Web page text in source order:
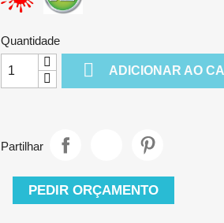
Quantidade
 ADICIONAR AO
Partilhar
PEDIR ORÇAMENTO